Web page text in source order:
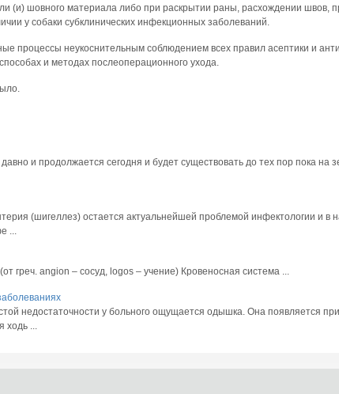
(и) шовного материала либо при раскрытии раны, расхождении швов,
у собаки субклинических инфекционных заболеваний.
процессы неукоснительным соблюдением всех правил асептики и
и методах послеоперационного ухода.
и продолжается сегодня и будет существовать до тех пор пока на
(шигеллез) остается актуальнейшей проблемой инфектологии и в
...
греч. angion – сосуд, logos – учение) Кровеносная система ...
недостаточности у больного ощущается одышка. Она появляется
ходь ...